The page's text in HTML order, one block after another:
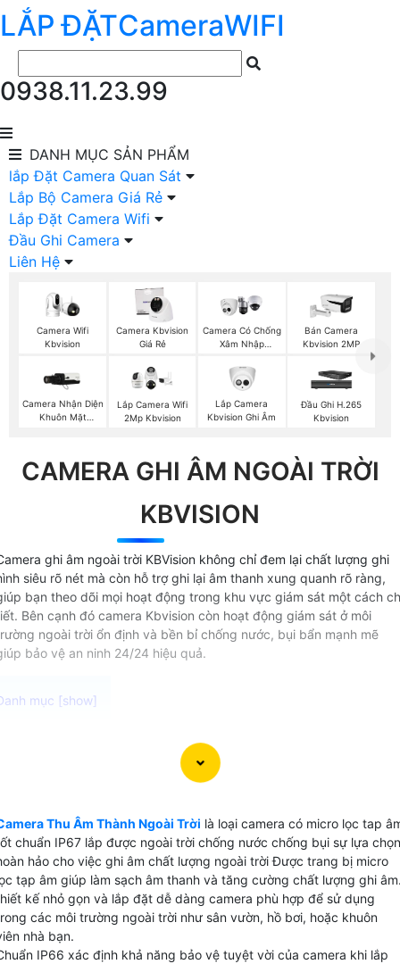
LẮP ĐẶTCameraWIFI
0938.11.23.99
DANH MỤC SẢN PHẨM
lắp Đặt Camera Quan Sát
Lắp Bộ Camera Giá Rẻ
Lắp Đặt Camera Wifi
Đầu Ghi Camera
Liên Hệ
Camera Wifi
Kbvision
Camera Kbvision
Giá Rẻ
Camera Có Chống
Xâm Nhập
Bán Camera
Kbvision 2MP
Camera Nhận Diện
Khuôn Mặt
Lắp Camera Wifi
2Mp Kbvision
Lắp Camera
Kbvision Ghi Âm
Đầu Ghi H.265
Kbvision
CAMERA GHI ÂM NGOÀI TRỜI
KBVISION
ghi âm ngoài trời KBVision không chỉ đem lại chất lượng ghi
siêu rõ nét mà còn hỗ trợ ghi lại âm thanh xung quanh rõ ràng,
bạn theo dõi mọi hoạt động trong khu vực giám sát một cách
Bên cạnh đó camera Kbvision còn hoạt động giám sát ở môi
ngoài trời ổn định và bền bỉ chống nước, bụi bẩn mạnh mẽ
bảo vệ an ninh 24/24 hiệu quả.
thu âm ngoài trời chất lượng cao Được thiết kế
động ổn định trong môi trường khắc nghiệt camera có
rõ ràng sắc nét. Với khả năng chống nước, chịu được
nắng mặt trời và các yếu tố thời tiết khác Camera thu
ngoài trời này là sự lựa chọn hoàn hảo cho việc theo
ghi lại mọi hoạt động ngoài trời. Đừng bỏ lỡ cơ hội sở
sản phẩm chất lượng này với giá cả phải chăng.
Thu Âm Thành Ngoài Trời là loại camera có micro lọc tap
chuẩn IP67 lắp được ngoài trời chống nước chống bụi sự lựa chọn
hảo cho việc ghi âm chất lượng ngoài trời Được trang bị micro
tạp âm giúp làm sạch âm thanh và tăng cường chất lượng ghi
kế nhỏ gọn và lắp đặt dễ dàng camera phù hợp để sử dụng
các môi trường ngoài trời như sân vườn, hồ bơi, hoặc khuôn
nhà bạn.
IP66 xác định khả năng bảo vệ tuyệt vời của camera khi lắp